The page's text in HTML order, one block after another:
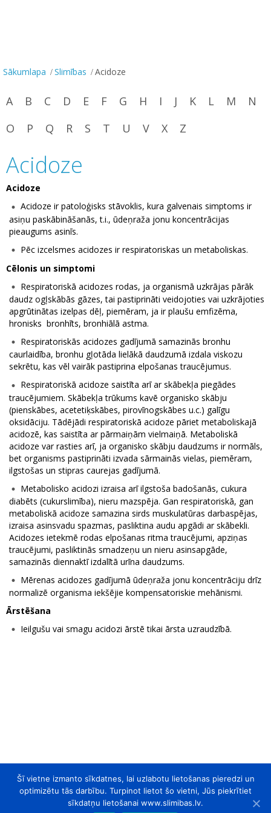
Sākumlapa Slimības Acidoze
A B C D E F G H I J K L M
N
O
P Q R S T U V X Z
Acidoze
Acidoze
Acidoze ir patoloģisks stāvoklis, kura galvenais simptoms ir
asiņu paskābināšanās, t.i., ūdeņraža jonu koncentrācijas
pieaugums asinīs.
Pēc izcelsmes acidozes ir respiratoriskas un metaboliskas.
Cēlonis un simptomi
Respiratoriskā acidozes rodas, ja organismā uzkrājas pārāk
daudz ogļskābās gāzes, tai pastiprināti veidojoties vai uzkrājoties
apgrūtinātas izelpas dēļ, piemēram, ja ir plaušu emfizēma,
hronisks bronhīts, bronhiālā astma.
Respiratoriskās acidozes gadījumā samazinās bronhu
caurlaidība, bronhu gļotāda lielākā daudzumā izdala viskozu
sekrētu, kas vēl vairāk pastiprina elpošanas traucējumus.
Respiratoriskā acidoze saistīta arī ar skābekļa piegādes
traucējumiem. Skābekļa trūkums kavē organisko skābju
(pienskābes, acetetiķskābes, pirovīnogskābes u.c.) galīgu
oksidāciju. Tādējādi respiratoriskā acidoze pāriet metaboliskajā
acidozē, kas saistīta ar pārmaiņām vielmaiņā. Metaboliskā
acidoze var rasties arī, ja organisko skābju daudzums ir normāls,
bet organisms pastiprināti izvada sārmainās vielas, piemēram,
ilgstošas un stipras caurejas gadījumā.
Metabolisko acidozi izraisa arī ilgstoša badošanās, cukura
diabēts (cukurslimība), nieru mazspēja. Gan respiratoriskā, gan
metaboliskā acidoze samazina sirds muskulatūras darbaspējas,
izraisa asinsvadu spazmas, pasliktina audu apgādi ar skābekli.
Acidozes ietekmē rodas elpošanas ritma traucējumi, apziņas
traucējumi, pasliktinās smadzeņu un nieru asinsapgāde,
samazinās diennaktī izdalītā urīna daudzums.
Mērenas acidozes gadījumā ūdeņraža jonu koncentrāciju drīz
normalizē organisma iekšējie kompensatoriskie mehānismi.
Ārstēšana
Ieilgušu vai smagu acidozi ārstē tikai ārsta uzraudzībā.
Šī vietne izmanto sīkdatnes, lai uzlabotu lietošanas pieredzi un
optimizētu tās darbību. Turpinot lietot šo vietni, Jūs piekrītiet
sīkdatņu lietošanai www.slimibas.lv.